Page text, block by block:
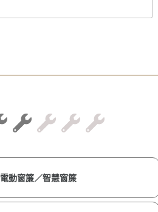
電動窗簾／智慧窗簾